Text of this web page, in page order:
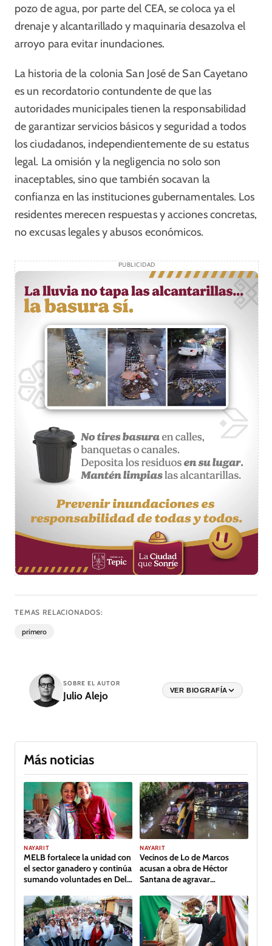
pozo de agua, por parte del CEA, se coloca ya el
drenaje y alcantarillado y maquinaria desazolva el
arroyo para evitar inundaciones.
La historia de la colonia San José de San Cayetano
es un recordatorio contundente de que las
autoridades municipales tienen la responsabilidad
de garantizar servicios básicos y seguridad a todos
los ciudadanos, independientemente de su estatus
legal. La omisión y la negligencia no solo son
inaceptables, sino que también socavan la
confianza en las instituciones gubernamentales. Los
residentes merecen respuestas y acciones concretas,
no excusas legales y abusos económicos.
PUBLICIDAD
TEMAS RELACIONADOS:
primero
SOBRE EL AUTOR
Julio Alejo VER BIOGRAFÍA
Más noticias
NAYARIT
MELB fortalece la unidad con
el sector ganadero y continúa
sumando voluntades en Del
NAYARIT
Vecinos de Lo de Marcos
acusan a obra de Héctor
Santana de agravar